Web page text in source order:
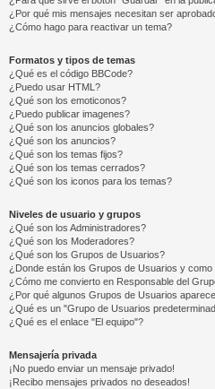
¿Por qué mis mensajes necesitan ser
¿Cómo hago para reactivar un tema?
Formatos y tipos de temas
¿Qué es el código BBCode?
¿Puedo usar HTML?
¿Qué son los emoticonos?
¿Puedo publicar imagenes?
¿Qué son los anuncios globales?
¿Qué son los anuncios?
¿Qué son los temas fijos?
¿Qué son los temas cerrados?
¿Qué son los iconos para los temas?
Niveles de usuario y grupos
¿Qué son los Administradores?
¿Qué son los Moderadores?
¿Qué son los Grupos de Usuarios?
¿Donde están los Grupos de Usuarios y como
¿Cómo me convierto en Responsable del
¿Por qué algunos Grupos de Usuarios
¿Qué es un "Grupo de Usuarios
¿Qué es el enlace "El equipo"?
Mensajería privada
¡No puedo enviar un mensaje privado!
¡Recibo mensajes privados no deseados!